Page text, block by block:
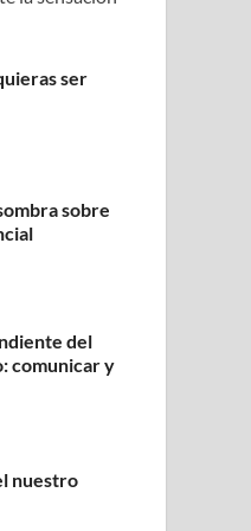
ser
sobre
del
comunicar y
nuestro